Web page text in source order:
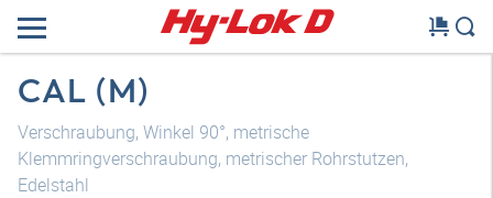
CAL (M)
Verschraubung, Winkel 90°, metrische
Klemmringverschraubung, metrischer Rohrstutzen,
Edelstahl